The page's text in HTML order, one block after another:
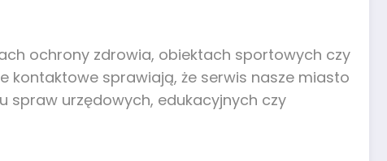
ochrony zdrowia, obiektach sportowych czy
kontaktowe sprawiają, że serwis nasze miasto
spraw urzędowych, edukacyjnych czy